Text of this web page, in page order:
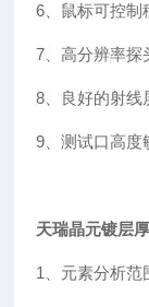
6、鼠标可控制
7、高分辨率探
8、良好的射线
9、测试口高度
天瑞晶元镀层
1、元素分析范